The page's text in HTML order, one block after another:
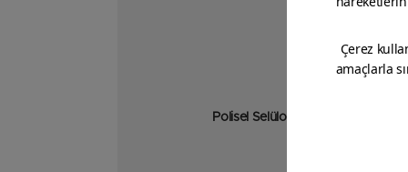
Polisel Selülozik Tiner